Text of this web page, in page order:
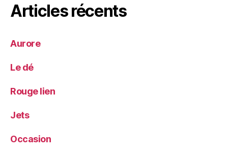
Articles récents
Aurore
Le dé
Rouge lien
Jets
Occasion